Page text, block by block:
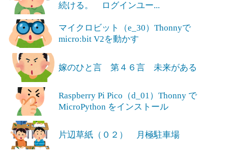
続ける。 ログインユー...
マイクロビット（e_30）Thonnyで
micro:bit V2を動かす
嫁のひと言 第４６言 未来がある
Raspberry Pi Pico（d_01）Thonny で
MicroPython をインストール
片辺草紙（０２） 月極駐車場